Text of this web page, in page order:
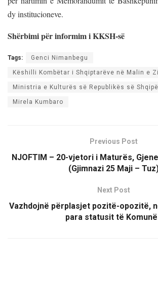
dy institucioneve.
Shërbimi për informim i KKSH-së
Tags: Genci Nimanbegu
Këshilli Kombëtar i Shqiptarëve në Malin e Zi
Ministria e Kulturës së Republikës së
Mirela Kumbaro
Previous Post
NJOFTIM – 20-vjetori i Maturës,
(Gjimnazi 25 Maji –
Next Post
Vazhdojnë përplasjet pozitë-opozitë,
para statusit të